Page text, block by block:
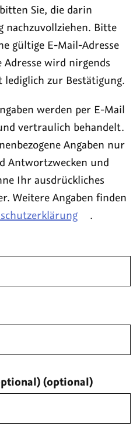
Sie, die darin
nachzuvollziehen. Bitte
gültige E-Mail-Adresse
Adresse wird nirgends
zur Bestätigung.
werden per E-Mail
vertraulich behandelt.
Angaben nur
Antwortzwecken und
Ihr ausdrückliches
Weitere Angaben finden
.
(optional)